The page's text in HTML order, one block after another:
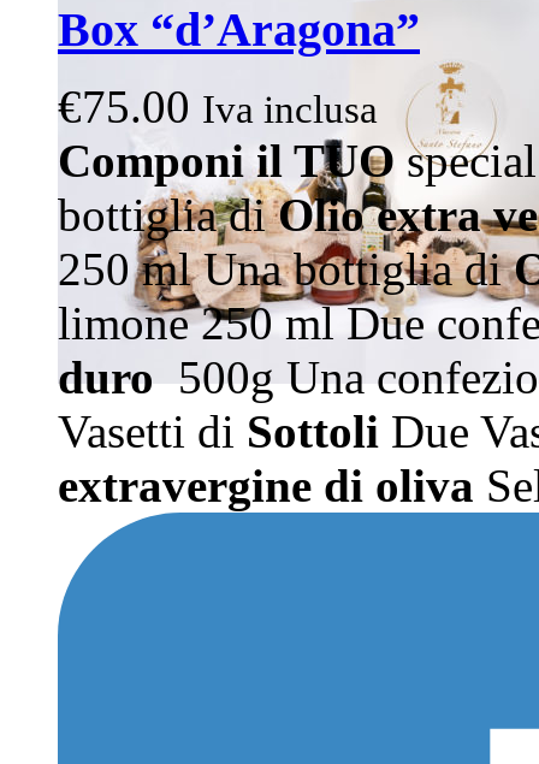
Box “d’Aragona”
€75.00 Iva inclusa
Componi il TUO
bottiglia diOlio extra
250 ml Una bottiglia di
limone 250 ml Due
duro500g Una
Vasetti di Sottoli Due
extravergine di oliva